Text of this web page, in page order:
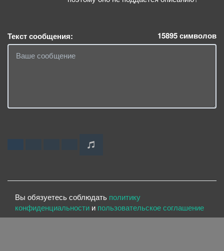
Текст сообщения: 15895символов
Вы обязуетесь соблюдать политику
конфиденциальности и пользовательское соглашение